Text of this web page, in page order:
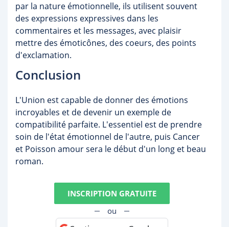
par la nature émotionnelle, ils utilisent souvent
des expressions expressives dans les
commentaires et les messages, avec plaisir
mettre des émoticônes, des coeurs, des points
d'exclamation.
Conclusion
L'Union est capable de donner des émotions
incroyables et de devenir un exemple de
compatibilité parfaite. L'essentiel est de prendre
soin de l'état émotionnel de l'autre, puis Cancer
et Poisson amour sera le début d'un long et beau
roman.
INSCRIPTION GRATUITE
ou